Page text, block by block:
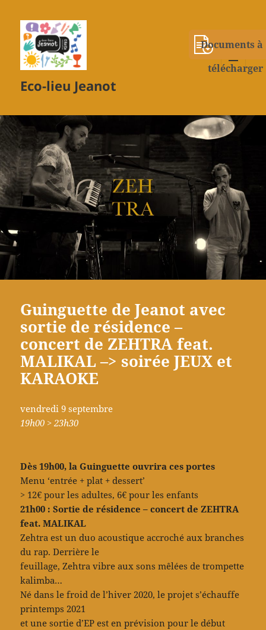
Eco-lieu Jeanot
MENU
Guinguette de Jeanot avec
sortie de résidence –
concert de ZEHTRA feat.
MALIKAL –> soirée JEUX et
KARAOKE
vendredi 9 septembre
19h00 > 23h30
Dès 19h00, la Guinguette ouvrira ces portes
Menu ‘entrée + plat + dessert’
> 12€ pour les adultes, 6€ pour les enfants
21h00 : Sortie de résidence – concert de ZEHTRA
feat. MALIKAL
Zehtra est un duo acoustique accroché aux branches
du rap. Derrière le
feuillage, Zehtra vibre aux sons mêlées de trompette
kalimba…
Né dans le froid de l’hiver 2020, le projet s’échauffe
printemps 2021
et une sortie d’EP est en prévision pour le début
Documents à
télécharger